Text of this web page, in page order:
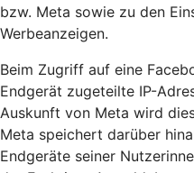
bzw. Meta sowie zu den
Werbeanzeigen.
Beim Zugriff auf eine
Endgerät zugeteilte IP-
Auskunft von Meta wird
Meta speichert darüber
Endgeräte seiner